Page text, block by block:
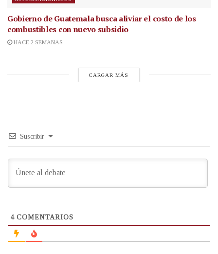
Gobierno de Guatemala busca aliviar el costo de los
combustibles con nuevo subsidio
HACE 2 SEMANAS
CARGAR MÁS
Suscribir
4COMENTARIOS